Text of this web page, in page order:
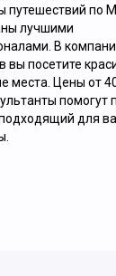
путешествий по
лучшими
В
вы посетите
места. Цены от
помогут
для